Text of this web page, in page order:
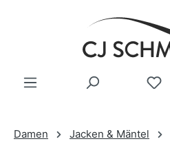
Zum Hauptinhalt springen
Damen Jacken & Mäntel